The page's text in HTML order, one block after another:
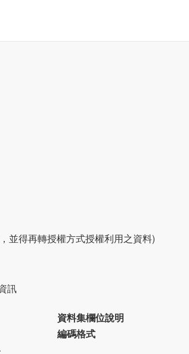
並得再轉授權方式授權利用之資料)
訊
資料集欄位說明
編碼格式